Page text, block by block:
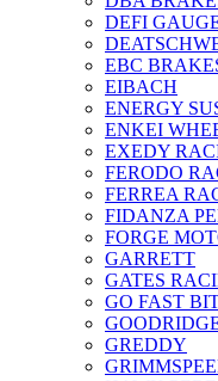
DEFI
EBC
EIBACH
ENERGY
ENKEI
EXEDY
FERODO
FERREA
FIDANZA
FORGE
GARRETT
GATES
GO FAST
GREDDY